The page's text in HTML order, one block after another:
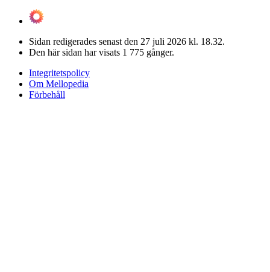
Sidan redigerades senast den 27 juli 2026 kl. 18.32.
Den här sidan har visats 1 775 gånger.
Integritetspolicy
Om Mellopedia
Förbehåll